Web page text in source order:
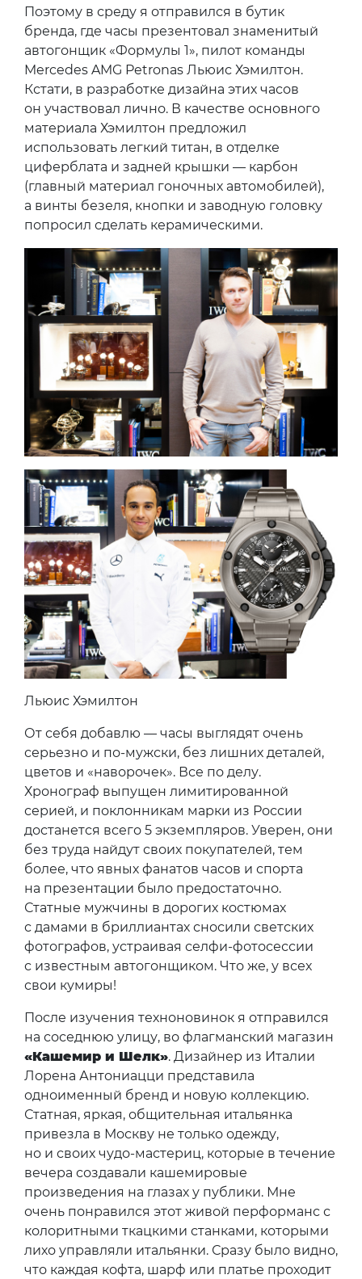
Поэтому в среду я отправился в бутик
бренда, где часы презентовал знаменитый
автогонщик «Формулы 1», пилот команды
Mercedes AMG Petronas Льюис Хэмилтон.
Кстати, в разработке дизайна этих часов
он участвовал лично. В качестве основного
материала Хэмилтон предложил
использовать легкий титан, в отделке
циферблата и задней крышки — карбон
(главный материал гоночных автомобилей),
а винты безеля, кнопки и заводную головку
попросил сделать керамическими.
Льюис Хэмилтон
От себя добавлю — часы выглядят очень
серьезно и по-мужски, без лишних деталей,
цветов и «наворочек». Все по делу.
Хронограф выпущен лимитированной
серией, и поклонникам марки из России
достанется всего 5 экземпляров. Уверен, они
без труда найдут своих покупателей, тем
более, что явных фанатов часов и спорта
на презентации было предостаточно.
Статные мужчины в дорогих костюмах
с дамами в бриллиантах сносили светских
фотографов, устраивая селфи-фотосессии
с известным автогонщиком. Что же, у всех
свои кумиры!
После изучения техноновинок я отправился
на соседнюю улицу, во флагманский магазин
«Кашемир и Шелк». Дизайнер из Италии
Лорена Антониацци представила
одноименный бренд и новую коллекцию.
Статная, яркая, общительная итальянка
привезла в Москву не только одежду,
но и своих чудо-мастериц, которые в течение
вечера создавали кашемировые
произведения на глазах у публики. Мне
очень понравился этот живой перформанс с
колоритными ткацкими станками, которыми
лихо управляли итальянки. Сразу было видно,
что каждая кофта, шарф или платье проходит